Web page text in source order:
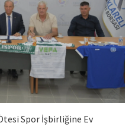
Spor İşbirliğine Ev